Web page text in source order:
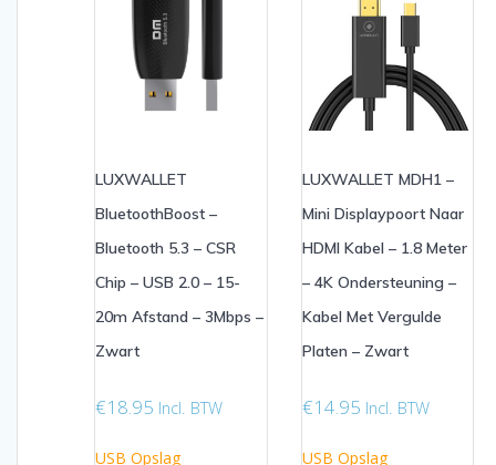
LUXWALLET
BluetoothBoost –
Bluetooth 5.3 – CSR
Chip – USB 2.0 – 15-
20m Afstand – 3Mbps –
Zwart
€18.95 Incl. BTW
USB Opslag
LUXWALLET MDH1 –
Mini Displaypoort Naar
HDMI Kabel – 1.8 Meter
– 4K Ondersteuning –
Kabel Met Vergulde
Platen – Zwart
€14.95 Incl. BTW
USB Opslag